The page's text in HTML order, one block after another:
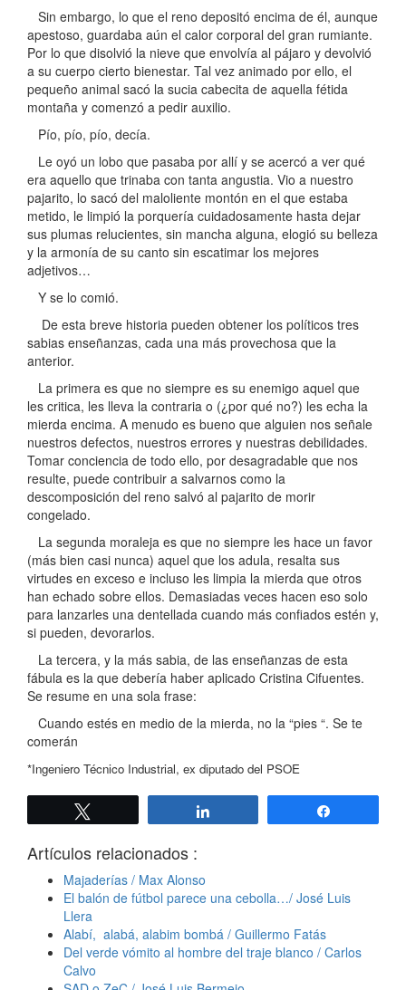
Sin embargo, lo que el reno depositó encima de él, aunque
apestoso, guardaba aún el calor corporal del gran rumiante.
Por lo que disolvió la nieve que envolvía al pájaro y devolvió
a su cuerpo cierto bienestar. Tal vez animado por ello, el
pequeño animal sacó la sucia cabecita de aquella fétida
montaña y comenzó a pedir auxilio.
Pío, pío, pío, decía.
Le oyó un lobo que pasaba por allí y se acercó a ver qué
era aquello que trinaba con tanta angustia. Vio a nuestro
pajarito, lo sacó del maloliente montón en el que estaba
metido, le limpió la porquería cuidadosamente hasta dejar
sus plumas relucientes, sin mancha alguna, elogió su belleza
y la armonía de su canto sin escatimar los mejores
adjetivos…
Y se lo comió.
De esta breve historia pueden obtener los políticos tres
sabias enseñanzas, cada una más provechosa que la
anterior.
La primera es que no siempre es su enemigo aquel que
les critica, les lleva la contraria o (¿por qué no?) les echa la
mierda encima. A menudo es bueno que alguien nos señale
nuestros defectos, nuestros errores y nuestras debilidades.
Tomar conciencia de todo ello, por desagradable que nos
resulte, puede contribuir a salvarnos como la
descomposición del reno salvó al pajarito de morir
congelado.
La segunda moraleja es que no siempre les hace un favor
(más bien casi nunca) aquel que los adula, resalta sus
virtudes en exceso e incluso les limpia la mierda que otros
han echado sobre ellos. Demasiadas veces hacen eso solo
para lanzarles una dentellada cuando más confiados estén y,
si pueden, devorarlos.
La tercera, y la más sabia, de las enseñanzas de esta
fábula es la que debería haber aplicado Cristina Cifuentes.
Se resume en una sola frase:
Cuando estés en medio de la mierda, no la “pies “. Se te
comerán
*Ingeniero Técnico Industrial, ex diputado del PSOE
Artículos relacionados :
Majaderías / Max Alonso
El balón de fútbol parece una cebolla…/ José Luis
Llera
Alabí, alabá, alabim bombá / Guillermo Fatás
Del verde vómito al hombre del traje blanco / Carlos
Calvo